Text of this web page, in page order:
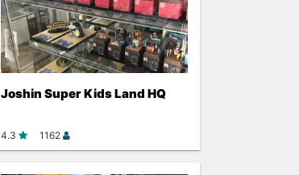
Joshin Super Kids Land HQ
4.3 1162